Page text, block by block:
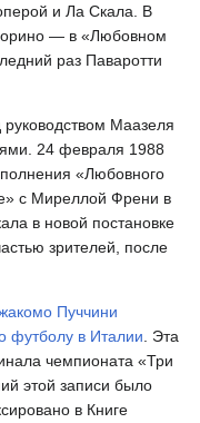
и Ла Скала. В
— в «Любовном
раз Паваротти
руководством Маазеля
24 февраля 1988
«Любовного
с Миреллой Френи в
в новой постановке
зрителей, после
Пуччини
футболу в Италии . Эта
чемпионата «Три
этой записи было
в Книге